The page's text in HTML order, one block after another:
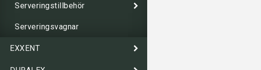
Serveringstillbehör
Serveringsvagnar
EXXENT